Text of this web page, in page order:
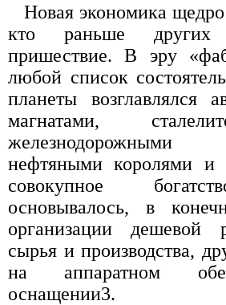
Новая экономика щедро
кто раньше других
пришествие. В эру
любой список
планеты возглавлялся
магнатами,
нефтяными королями и
совокупное
основывалось, в
организации дешевой
сырья и производства,
на аппаратном
оснащении3.